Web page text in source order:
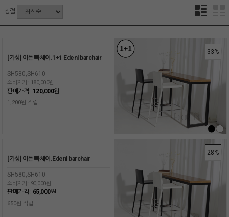
정렬
33%
[기성] 이든 빠체어.1+1 Edenl barchair
SH580,SH610
소비자가 : 180,000원
판매가격 : 120,000원
1,200원 적립
28%
[기성] 이든 빠체어.Edenl barchair
SH580,SH610
소비자가 : 90,000원
판매가격 : 65,000원
650원 적립